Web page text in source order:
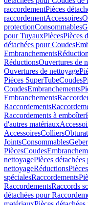
raccordementPièces
raccordementAccessoires
protectionConsommables
pour TuyauxPiècesPièces
détachées pour Coudes
Embranchements
RéductionsOuvertures de
Ouvertures de nettoyage
Pièces SuperTubeCoudes
CoudesEmbranchements
Embranchements
Raccordements
Raccordements à emboîter
d'autres matériaux
AccessoiresColliers
JointsConsommables
PiècesCoudes
nettoyagePièces
nettoyageRéductions
spécialesRaccordements
RaccordementsRaccords
détachées pour